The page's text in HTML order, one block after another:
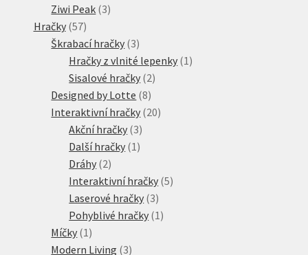
Ziwi Peak 33
Hračky 5757
produktů
Škrabací hračky 33
produkty
Hračky z vlnité lepenky 11
Sisalové hračky 22
Designed by Lotte 88
produktů
Interaktivní hračky 2020
Akční hračky 33
produkty
Další hračky 11
Dráhy 22
produkty
Interaktivní hračky 55
Laserové hračky 33
produkty
Pohyblivé hračky 11
Míčky 11
produkt
Modern Living 33